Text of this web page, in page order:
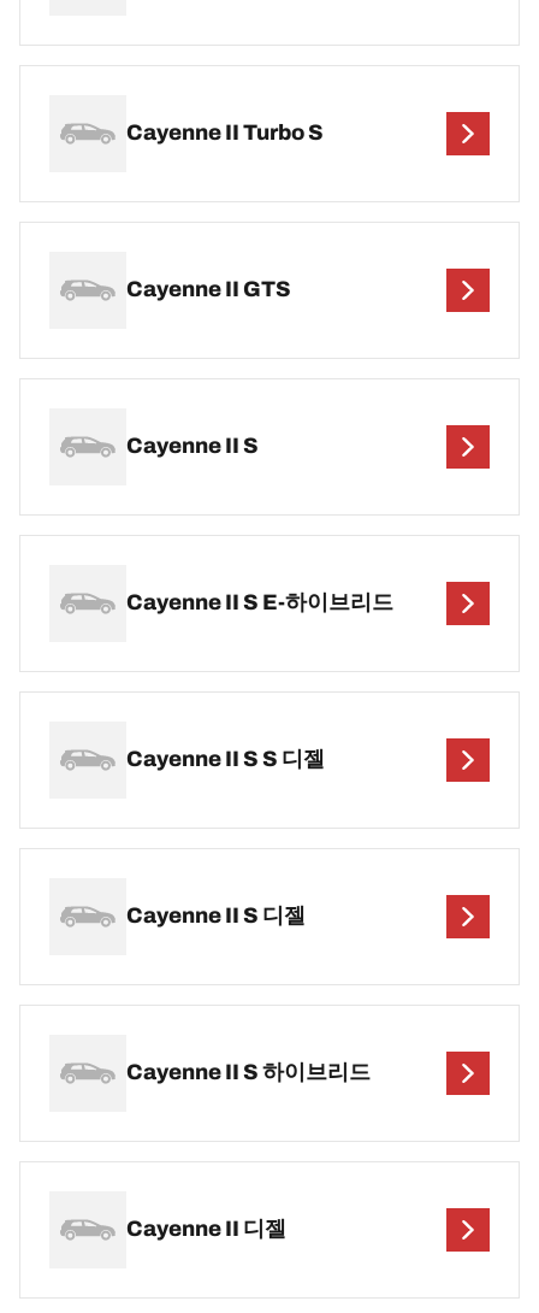
Cayenne II Turbo S
Cayenne II GTS
Cayenne II S
Cayenne II S E-하이브리드
Cayenne II S S 디젤
Cayenne II S 디젤
Cayenne II S 하이브리드
Cayenne II 디젤